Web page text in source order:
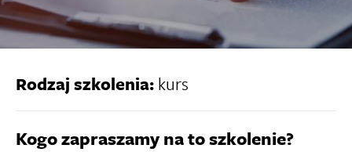
Rodzaj szkolenia:kurs
Kogo zapraszamy na to szkolenie?